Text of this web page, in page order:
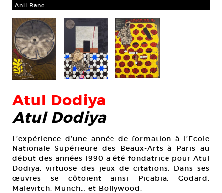
Anil Rane
Atul Dodiya
Atul Dodiya
L’expérience d’une année de formation à l’Ecole
Nationale Supérieure des Beaux-Arts à Paris au
début des années 1990 a été fondatrice pour Atul
Dodiya, virtuose des jeux de citations. Dans ses
œuvres se côtoient ainsi Picabia, Godard,
Malevitch, Munch… et Bollywood.